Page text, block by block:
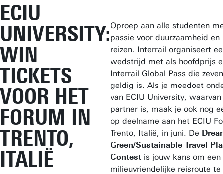
ECIU
UNIVERSITY:
WIN
TICKETS
VOOR HET
FORUM IN
TRENTO,
ITALIË
Oproep aan alle studenten
passie voor duurzaamheid en
reizen. Interrail organiseert
wedstrijd met als hoofdprijs
Interrail Global Pass die
geldig is. Als je meedoet
van ECIU University, waarvan
partner is, maak je ook nog
op deelname aan het ECIU
Trento, Italië, in juni. De
Green/Sustainable Travel
Contest is jouw kans om een
milieuvriendelijke reisroute te